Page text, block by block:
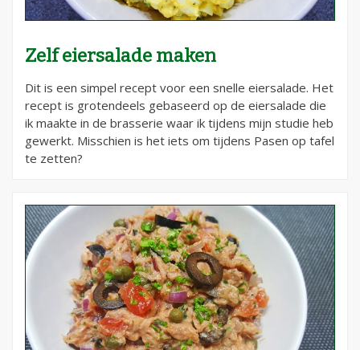
Zelf eiersalade maken
Dit is een simpel recept voor een snelle eiersalade. Het
recept is grotendeels gebaseerd op de eiersalade die
ik maakte in de brasserie waar ik tijdens mijn studie heb
gewerkt. Misschien is het iets om tijdens Pasen op tafel
te zetten?